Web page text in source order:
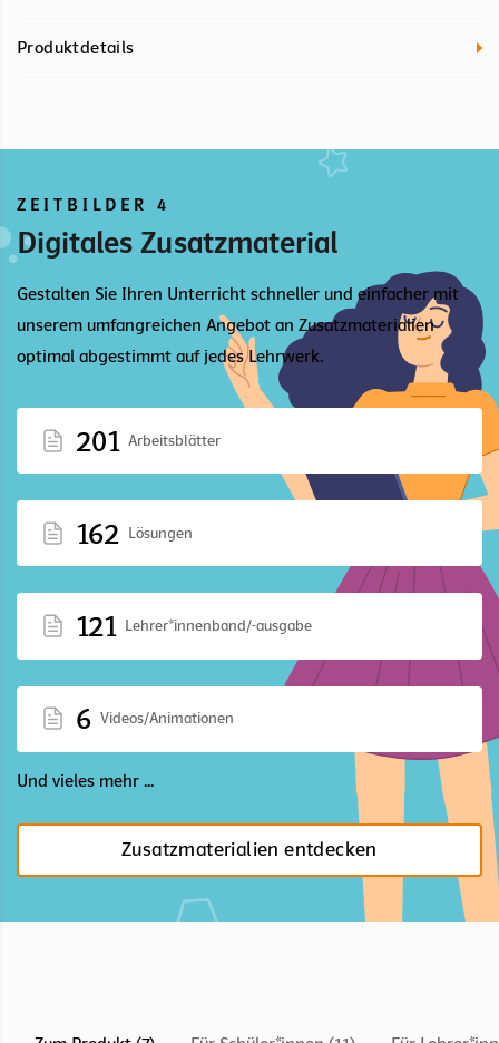
Produktdetails
ZEITBILDER 4
Digitales Zusatzmaterial
Gestalten Sie Ihren Unterricht schneller und einfacher mit
unserem umfangreichen Angebot an Zusatzmaterialien
optimal abgestimmt auf jedes Lehrwerk.
201 Arbeitsblätter
162 Lösungen
121 Lehrer*innenband/-ausgabe
6 Videos/Animationen
Und vieles mehr ...
Zusatzmaterialien entdecken